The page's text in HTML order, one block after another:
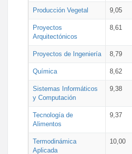
Producción Vegetal 9,05
Proyectos
Arquitectónicos
8,61
Proyectos de Ingeniería 8,79
Química 8,62
Sistemas Informáticos
y Computación
9,38
Tecnología de
Alimentos
9,37
Termodinámica
Aplicada
10,00